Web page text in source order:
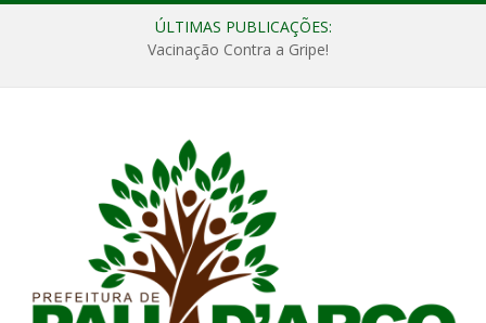
ÚLTIMAS PUBLICAÇÕES:
Vacinação Contra a Gripe!